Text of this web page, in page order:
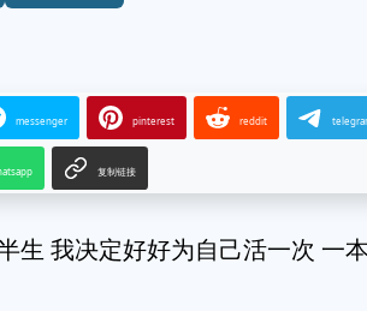
messenger pinterest reddit
复制链接
生 我决定好好为自己活一次 一